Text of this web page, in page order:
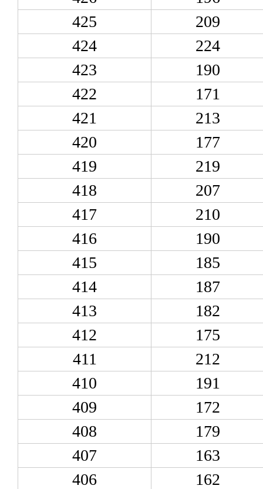
425
209
424
224
423
190
422
171
421
213
420
177
419
219
418
207
417
210
416
190
415
185
414
187
413
182
412
175
411
212
410
191
409
172
408
179
407
163
406
162